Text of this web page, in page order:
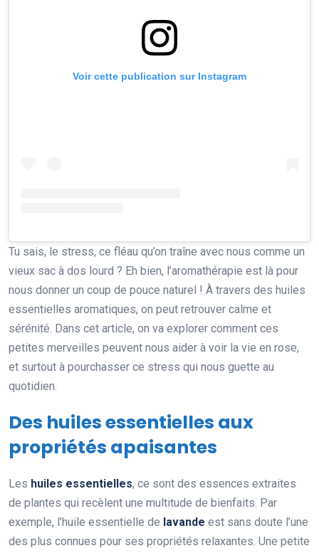
Voir cette publication sur Instagram
Tu sais, le stress, ce fléau qu’on traîne avec nous comme un
vieux sac à dos lourd ? Eh bien, l’aromathérapie est là pour
nous donner un coup de pouce naturel ! À travers des huiles
essentielles aromatiques, on peut retrouver calme et
sérénité. Dans cet article, on va explorer comment ces
petites merveilles peuvent nous aider à voir la vie en rose,
et surtout à pourchasser ce stress qui nous guette au
quotidien.
Des huiles essentielles aux
propriétés apaisantes
Les huiles essentielles, ce sont des essences extraites
de plantes qui recèlent une multitude de bienfaits. Par
exemple, l’huile essentielle de lavande est sans doute l’une
des plus connues pour ses propriétés relaxantes. Une petite